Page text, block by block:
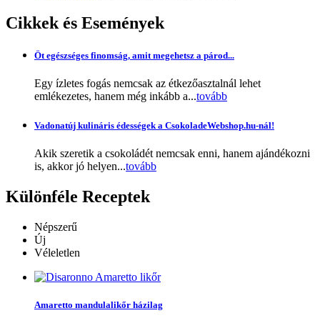
Cikkek és Események
Öt egészséges finomság, amit megehetsz a párod...
Egy ízletes fogás nemcsak az étkezőasztalnál lehet
emlékezetes, hanem még inkább a...tovább
Vadonatúj kulináris édességek a CsokoladeWebshop.hu-nál!
Akik szeretik a csokoládét nemcsak enni, hanem ajándékozni
is, akkor jó helyen...tovább
Különféle Receptek
Népszerű
Új
Véleletlen
Amaretto mandulalikőr házilag